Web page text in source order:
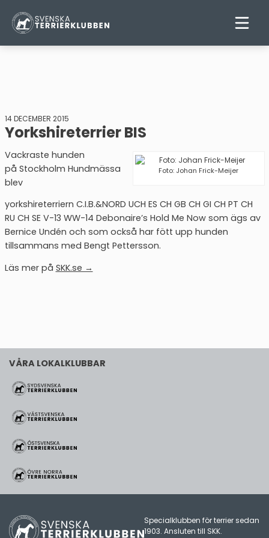
14 DECEMBER 2015
Yorkshireterrier BIS
Foto: Johan Frick-Meijer
Vackraste hunden
på Stockholm Hundmässa
blev
yorkshireterriern C.I.B.&NORD UCH ES CH GB CH GI CH PT CH
RU CH SE V-13 WW-14 Debonaire’s Hold Me Now som ägs av
Bernice Undén och som också har fött upp hunden
tillsammans med Bengt Pettersson.
Läs mer på SKK.se →
VÅRA LOKALKLUBBAR
Specialklubben för terrier sedan
1903. Ansluten till SKK.